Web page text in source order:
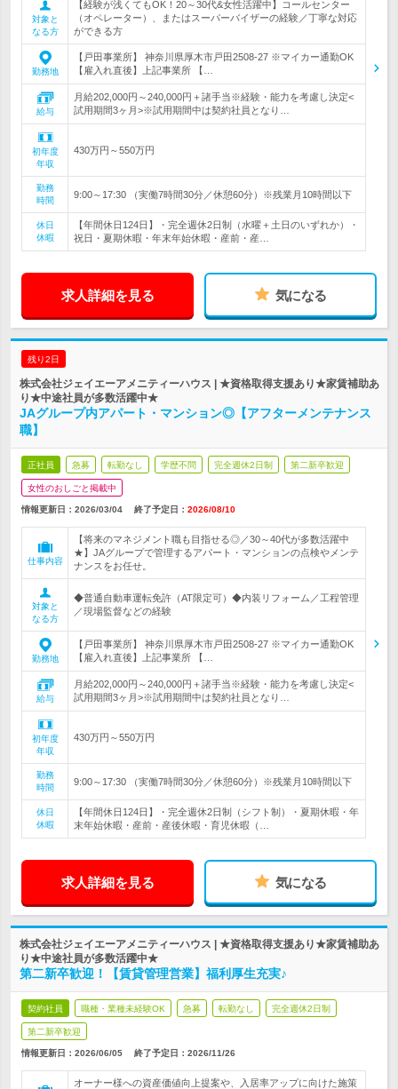
対象と
なる方
【経験が浅くてもOK！20～30代&女性活躍中】コールセンター
（オペレーター）、またはスーパーバイザーの経験／丁寧な対応
ができる方
勤務地
【戸田事業所】 神奈川県厚木市戸田2508-27 ※マイカー通勤OK
【雇入れ直後】上記事業所 【…
給与
月給202,000円～240,000円＋諸手当※経験・能力を考慮し決定<
試用期間3ヶ月>※試用期間中は契約社員となり…
初年度
年収
430万円～550万円
勤務
時間
9:00～17:30 （実働7時間30分／休憩60分）※残業月10時間以下
休日
休暇
【年間休日124日】・完全週休2日制（水曜＋土日のいずれか）・
祝日・夏期休暇・年末年始休暇・産前・産…
求人詳細を見る 気になる
残り2日
株式会社ジェイエーアメニティーハウス | ★資格取得支援あり★家賃補助あ
り★中途社員が多数活躍中★
JAグループ内アパート・マンション◎【アフターメンテナンス
職】
正社員 急募 転勤なし 学歴不問 完全週休2日制 第二新卒歓迎
女性のおしごと掲載中
情報更新日：2026/03/04 終了予定日： 2026/08/10
仕事内容
【将来のマネジメント職も目指せる◎／30～40代が多数活躍中
★】JAグループで管理するアパート・マンションの点検やメンテ
ナンスをお任せ。
対象と
なる方
◆普通自動車運転免許（AT限定可）◆内装リフォーム／工程管理
／現場監督などの経験
勤務地
【戸田事業所】 神奈川県厚木市戸田2508-27 ※マイカー通勤OK
【雇入れ直後】上記事業所 【…
給与
月給202,000円～240,000円＋諸手当※経験・能力を考慮し決定<
試用期間3ヶ月>※試用期間中は契約社員となり…
初年度
年収
430万円～550万円
勤務
時間
9:00～17:30 （実働7時間30分／休憩60分）※残業月10時間以下
休日
休暇
【年間休日124日】・完全週休2日制（シフト制）・夏期休暇・年
末年始休暇・産前・産後休暇・育児休暇（…
求人詳細を見る 気になる
株式会社ジェイエーアメニティーハウス | ★資格取得支援あり★家賃補助あ
り★中途社員が多数活躍中★
第二新卒歓迎！【賃貸管理営業】福利厚生充実♪
契約社員 職種・業種未経験OK 急募 転勤なし 完全週休2日制
第二新卒歓迎
情報更新日：2026/06/05 終了予定日： 2026/11/26
オーナー様への資産価値向上提案や、入居率アップに向けた施策